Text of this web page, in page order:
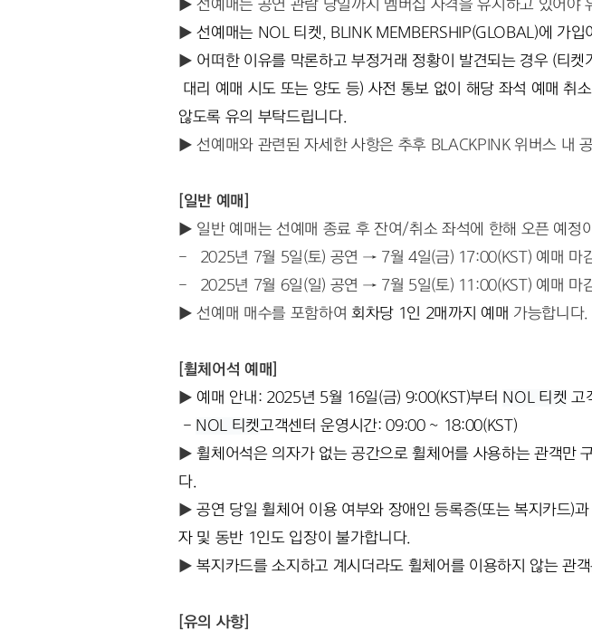
▶ 선예매는 공연 관람 당일까지 멤버십 자격을 유지하고 있어야
▶ 선예매는 NOL 티켓, BLINK MEMBERSHIP(GLOBAL)에 가입
▶ 어떠한 이유를 막론하고 부정거래 정황이 발견되는 경우 (티
않도록 유의 부탁드립니다.
▶ 선예매와 관련된 자세한 사항은 추후 BLACKPINK 위버스 내
[일반 예매]
▶ 일반 예매는 선예매 종료 후 잔여/취소 좌석에 한해 오픈 예정
-   2025년 7월 5일(토) 공연 → 7월 4일(금) 17:00(KST) 예매 마
-   2025년 7월 6일(일) 공연 → 7월 5일(토) 11:00(KST) 예매 마
▶ 선예매 매수를 포함하여 회차당 1인 2매까지 예매 가능합니다.
[휠체어석 예매]
▶ 예매 안내: 2025년 5월 16일(금) 9:00(KST)부터 NOL 티켓 고
- NOL 티켓고객센터 운영시간: 09:00 ~ 18:00(KST)
▶ 휠체어석은 의자가 없는 공간으로 휠체어를 사용하는 관객만
다.
▶ 공연 당일 휠체어 이용 여부와 장애인 등록증(또는 복지카드)
자 및 동반 1인도 입장이 불가합니다.
▶ 복지카드를 소지하고 계시더라도 휠체어를 이용하지 않는 관
[유의 사항]